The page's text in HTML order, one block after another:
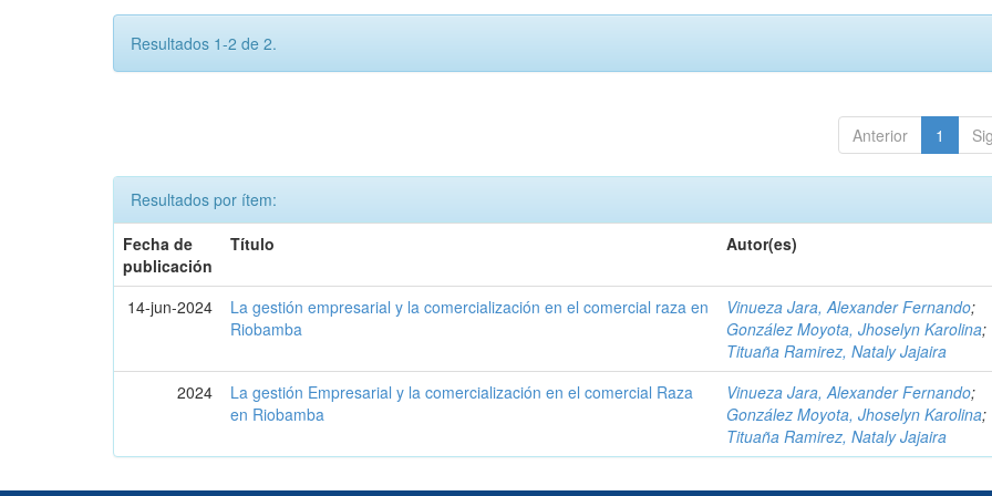
Resultados 1-2 de 2.
Anterior 1
Resultados por ítem:
Fecha de
publicación
Título Autor(es)
14-jun-2024
La gestión empresarial y la comercialización en el comercial raza en
Riobamba
Vinueza Jara, Alexander Fernando;
González Moyota, Jhoselyn Karolina;
Tituaña Ramirez, Nataly Jajaira
2024
La gestión Empresarial y la comercialización en el comercial Raza
en Riobamba
Vinueza Jara, Alexander Fernando;
González Moyota, Jhoselyn Karolina;
Tituaña Ramirez, Nataly Jajaira